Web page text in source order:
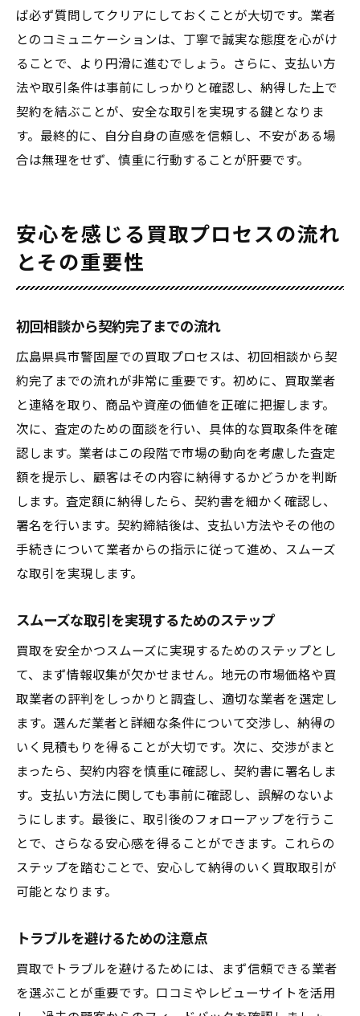
ば必ず質問してクリアにしておくことが大切です。業者
とのコミュニケーションは、丁寧で誠実な態度を心がけ
ることで、より円滑に進むでしょう。さらに、支払い方
法や取引条件は事前にしっかりと確認し、納得した上で
契約を結ぶことが、安全な取引を実現する鍵となりま
す。最終的に、自分自身の直感を信頼し、不安がある場
合は無理をせず、慎重に行動することが肝要です。
安心を感じる買取プロセスの流れ
とその重要性
初回相談から契約完了までの流れ
広島県呉市警固屋での買取プロセスは、初回相談から契
約完了までの流れが非常に重要です。初めに、買取業者
と連絡を取り、商品や資産の価値を正確に把握します。
次に、査定のための面談を行い、具体的な買取条件を確
認します。業者はこの段階で市場の動向を考慮した査定
額を提示し、顧客はその内容に納得するかどうかを判断
します。査定額に納得したら、契約書を細かく確認し、
署名を行います。契約締結後は、支払い方法やその他の
手続きについて業者からの指示に従って進め、スムーズ
な取引を実現します。
スムーズな取引を実現するためのステップ
買取を安全かつスムーズに実現するためのステップとし
て、まず情報収集が欠かせません。地元の市場価格や買
取業者の評判をしっかりと調査し、適切な業者を選定し
ます。選んだ業者と詳細な条件について交渉し、納得の
いく見積もりを得ることが大切です。次に、交渉がまと
まったら、契約内容を慎重に確認し、契約書に署名しま
す。支払い方法に関しても事前に確認し、誤解のないよ
うにします。最後に、取引後のフォローアップを行うこ
とで、さらなる安心感を得ることができます。これらの
ステップを踏むことで、安心して納得のいく買取取引が
可能となります。
トラブルを避けるための注意点
買取でトラブルを避けるためには、まず信頼できる業者
を選ぶことが重要です。口コミやレビューサイトを活用